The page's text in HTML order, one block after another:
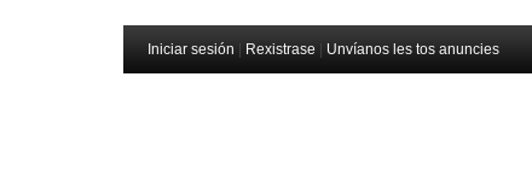
Iniciar sesión Rexistrase Unvíanos les tos anuncies